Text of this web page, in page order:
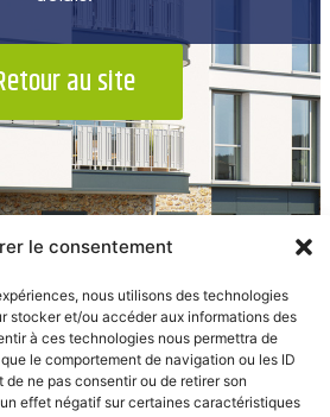
le consentement
nous utilisons des technologies
stocker et/ou accéder aux informations des
à ces technologies nous permettra de
le comportement de navigation ou les ID
de ne pas consentir ou de retirer son
effet négatif sur certaines caractéristiques
au site